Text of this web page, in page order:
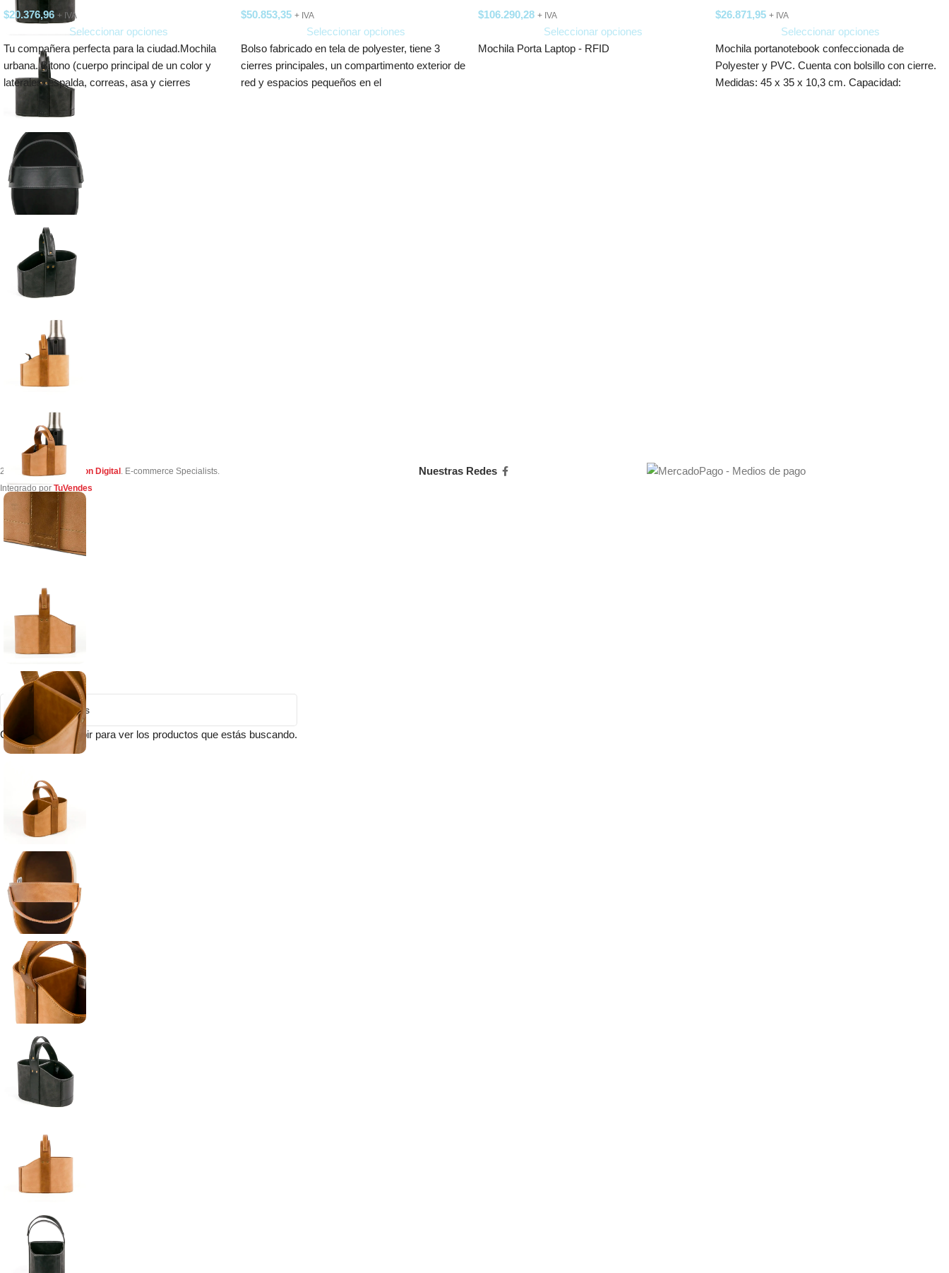
$20.376,96 + IVA
Seleccionar opciones
Tu compañera perfecta para la ciudad.Mochila
urbana. Bitono (cuerpo principal de un color y
laterales, espalda, correas, asa y cierres
$50.853,35 + IVA
Seleccionar opciones
Bolso fabricado en tela de polyester, tiene 3
cierres principales, un compartimento exterior de
red y espacios pequeños en el
$106.290,28 + IVA
Seleccionar opciones
Mochila Porta Laptop - RFID
$26.871,95 + IVA
Seleccionar opciones
Mochila portanotebook confeccionada de
Polyester y PVC. Cuenta con bolsillo con cierre.
Medidas: 45 x 35 x 10,3 cm. Capacidad:
2023 Creado por Simon Digital . E-commerce Specialists.
Integrado por TuVendes
Nuestras Redes
Comienza a escribir para ver los productos que estás buscando.